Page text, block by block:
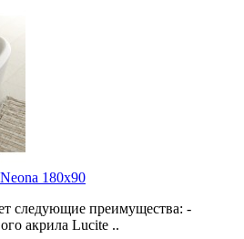
180x90
следующие преимущества: -
акрила Lucite ..